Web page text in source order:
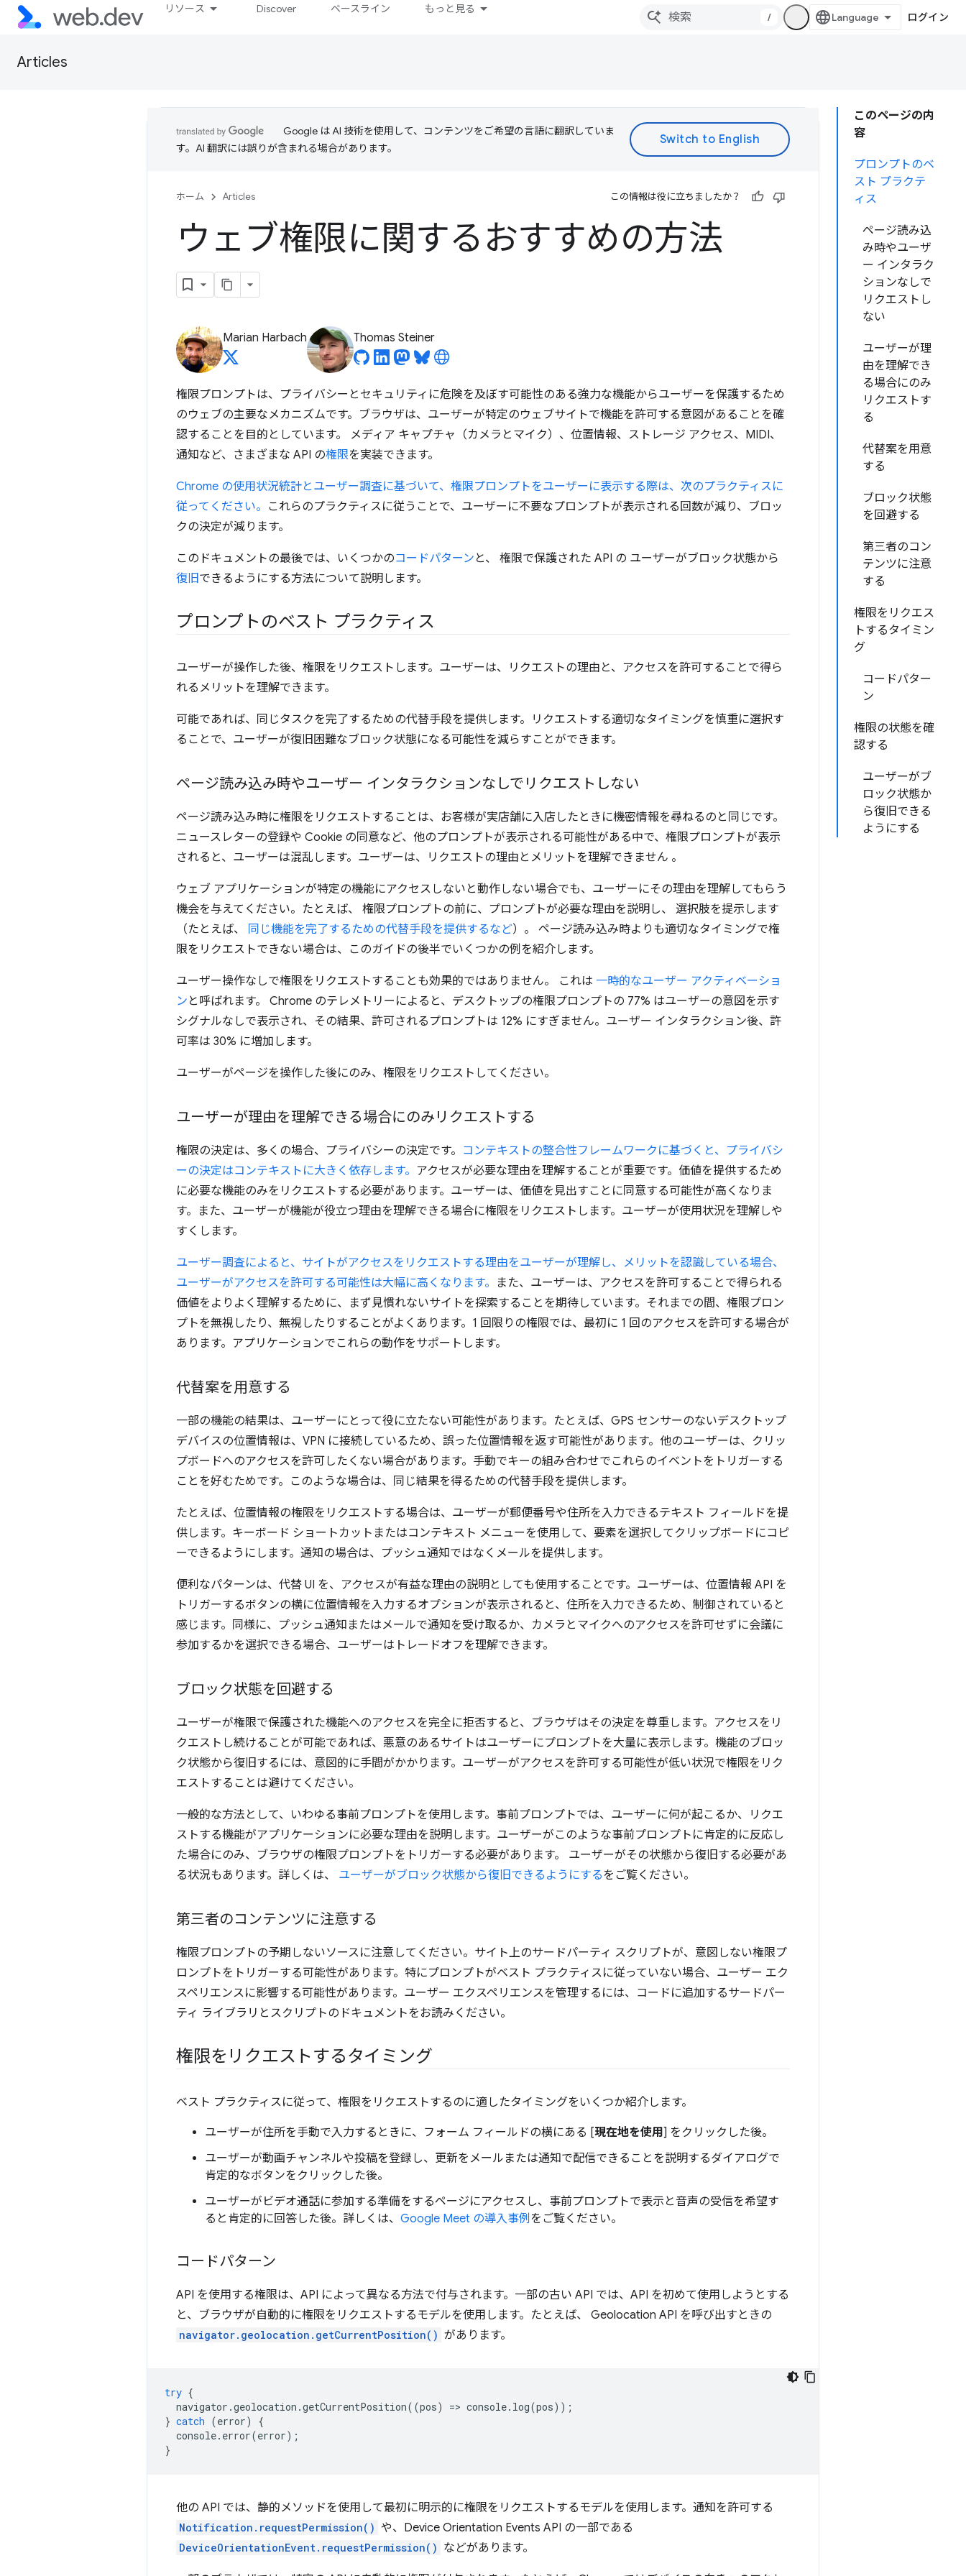
リソース Discover ベースライン もっと見る
/ ログイン
Articles
このページの内
容
プロンプトのベ
スト プラクテ
ィス
ページ読み込
み時やユーザ
ー インタラク
ションなしで
リクエストし
ない
ユーザーが理
由を理解でき
る場合にのみ
リクエストす
る
代替案を用意
する
ブロック状態
を回避する
第三者のコン
テンツに注意
する
権限をリクエス
トするタイミン
グ
コードパター
ン
権限の状態を確
認する
ユーザーがブ
ロック状態か
ら復旧できる
ようにする
Google は AI 技術を使用して、コンテンツをご希望の言語に翻訳していま
す。AI 翻訳には誤りが含まれる場合があります。
ホーム Articles この情報は役に立ちましたか？
ウェブ権限に関するおすすめの方法
Marian Harbach Thomas Steiner
権限プロンプトは、プライバシーとセキュリティに危険を及ぼす可能性のある強力な機能からユーザーを保護するため
のウェブの主要なメカニズムです。ブラウザは、ユーザーが特定のウェブサイトで機能を許可する意図があることを確
認することを目的としています。 メディア キャプチャ（カメラとマイク）、位置情報、ストレージ アクセス、MIDI、
通知など、さまざまな API の権限を実装できます。
Chrome の使用状況統計とユーザー調査に基づいて、権限プロンプトをユーザーに表示する際は、次のプラクティスに
従ってください。
これらのプラクティスに従うことで、ユーザーに不要なプロンプトが表示される回数が減り、ブロッ
クの決定が減ります。
このドキュメントの最後では、いくつかのコードパターン と、 権限で保護された API の ユーザーがブロック状態から
復旧 できるようにする方法について説明します。
プロンプトのベスト プラクティス
ユーザーが操作した後、権限をリクエストします。ユーザーは、リクエストの理由と、アクセスを許可することで得ら
れるメリットを理解できます。
可能であれば、同じタスクを完了するための代替手段を提供します。リクエストする適切なタイミングを慎重に選択す
ることで、ユーザーが復旧困難なブロック状態になる可能性を減らすことができます。
ページ読み込み時やユーザー インタラクションなしでリクエストしない
ページ読み込み時に権限をリクエストすることは、お客様が実店舗に入店したときに機密情報を尋ねるのと同じです。
ニュースレターの登録や Cookie の同意など、他のプロンプトが表示される可能性がある中で、権限プロンプトが表示
されると、ユーザーは混乱します。ユーザーは、リクエストの理由とメリットを理解できません 。
ウェブ アプリケーションが特定の機能にアクセスしないと動作しない場合でも、ユーザーにその理由を理解してもらう
機会を与えてください。たとえば、 権限プロンプトの前に、プロンプトが必要な理由を説明し、 選択肢を提示します
（たとえば、 同じ機能を完了するための代替手段を提供するなど）。 ページ読み込み時よりも適切なタイミングで権
限をリクエストできない場合は、このガイドの後半でいくつかの例を紹介します。
ユーザー操作なしで権限をリクエストすることも効果的ではありません。 これは 一時的なユーザー アクティベーショ
ン と呼ばれます。 Chrome のテレメトリーによると、デスクトップの権限プロンプトの 77% はユーザーの意図を示す
シグナルなしで表示され、その結果、許可されるプロンプトは 12% にすぎません。ユーザー インタラクション後、許
可率は 30% に増加します。
ユーザーがページを操作した後にのみ、権限をリクエストしてください。
ユーザーが理由を理解できる場合にのみリクエストする
権限の決定は、多くの場合、プライバシーの決定です。 コンテキストの整合性フレームワークに基づくと、プライバシ
ーの決定はコンテキストに大きく依存します。 アクセスが必要な理由を理解することが重要です。価値を提供するため
に必要な機能のみをリクエストする必要があります。ユーザーは、価値を見出すことに同意する可能性が高くなりま
す。また、ユーザーが機能が役立つ理由を理解できる場合に権限をリクエストします。ユーザーが使用状況を理解しや
すくします。
ユーザー調査によると、サイトがアクセスをリクエストする理由をユーザーが理解し、メリットを認識している場合、
ユーザーがアクセスを許可する可能性は大幅に高くなります。
また、ユーザーは、アクセスを許可することで得られる
価値をよりよく理解するために、まず見慣れないサイトを探索することを期待しています。それまでの間、権限プロン
プトを無視したり、無視したりすることがよくあります。1 回限りの権限では、最初に 1 回のアクセスを許可する場合が
あります。アプリケーションでこれらの動作をサポートします。
代替案を用意する
一部の機能の結果は、ユーザーにとって役に立たない可能性があります。たとえば、GPS センサーのないデスクトップ
デバイスの位置情報は、VPN に接続しているため、誤った位置情報を返す可能性があります。他のユーザーは、クリッ
プボードへのアクセスを許可したくない場合があります。手動でキーの組み合わせでこれらのイベントをトリガーする
ことを好むためです。このような場合は、同じ結果を得るための代替手段を提供します。
たとえば、位置情報の権限をリクエストする場合は、ユーザーが郵便番号や住所を入力できるテキスト フィールドを提
供します。キーボード ショートカットまたはコンテキスト メニューを使用して、要素を選択してクリップボードにコピ
ーできるようにします。通知の場合は、プッシュ通知ではなくメールを提供します。
便利なパターンは、代替 UI を、アクセスが有益な理由の説明としても使用することです。ユーザーは、位置情報 API を
トリガーするボタンの横に位置情報を入力するオプションが表示されると、住所を入力できるため、制御されていると
感じます。同様に、プッシュ通知またはメールで通知を受け取るか、カメラとマイクへのアクセスを許可せずに会議に
参加するかを選択できる場合、ユーザーはトレードオフを理解できます。
ブロック状態を回避する
ユーザーが権限で保護された機能へのアクセスを完全に拒否すると、ブラウザはその決定を尊重します。アクセスをリ
クエストし続けることが可能であれば、悪意のあるサイトはユーザーにプロンプトを大量に表示します。機能のブロッ
ク状態から復旧するには、意図的に手間がかかります。ユーザーがアクセスを許可する可能性が低い状況で権限をリク
エストすることは避けてください。
一般的な方法として、いわゆる事前プロンプトを使用します。事前プロンプトでは、ユーザーに何が起こるか、リクエ
ストする機能がアプリケーションに必要な理由を説明します。ユーザーがこのような事前プロンプトに肯定的に反応し
た場合にのみ、ブラウザの権限プロンプトをトリガーする必要があります。 ユーザーがその状態から復旧する必要があ
る状況もあります。詳しくは、 ユーザーがブロック状態から復旧できるようにするをご覧ください。
第三者のコンテンツに注意する
権限プロンプトの予期しないソースに注意してください。サイト上のサードパーティ スクリプトが、意図しない権限プ
ロンプトをトリガーする可能性があります。特にプロンプトがベスト プラクティスに従っていない場合、ユーザー エク
スペリエンスに影響する可能性があります。ユーザー エクスペリエンスを管理するには、コードに追加するサードパー
ティ ライブラリとスクリプトのドキュメントをお読みください。
権限をリクエストするタイミング
ベスト プラクティスに従って、権限をリクエストするのに適したタイミングをいくつか紹介します。
ユーザーが住所を手動で入力するときに、フォーム フィールドの横にある [現在地を使用] をクリックした後。
ユーザーが動画チャンネルや投稿を登録し、更新をメールまたは通知で配信できることを説明するダイアログで
肯定的なボタンをクリックした後。
ユーザーがビデオ通話に参加する準備をするページにアクセスし、事前プロンプトで表示と音声の受信を希望す
ると肯定的に回答した後。詳しくは、 Google Meet の導入事例をご覧ください。
コードパターン
API を使用する権限は、API によって異なる方法で付与されます。一部の古い API では、API を初めて使用しようとする
と、ブラウザが自動的に権限をリクエストするモデルを使用します。たとえば、 Geolocation API を呼び出すときの
navigator.geolocation.getCurrentPosition() があります。
try {
navigator .geolocation .getCurrentPosition((pos) => console. log(pos));
} catch (error)
{
console. error(error);
}
他の API では、静的メソッドを使用して最初に明示的に権限をリクエストするモデルを使用します。通知を許可する
Notification.requestPermission() や、Device Orientation Events API の一部である
DeviceOrientationEvent.requestPermission() などがあります。